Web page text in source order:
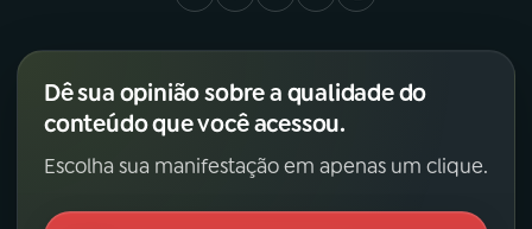
Dê sua opinião sobre a qualidade do
conteúdo que você acessou.
Escolha sua manifestação em apenas um clique.